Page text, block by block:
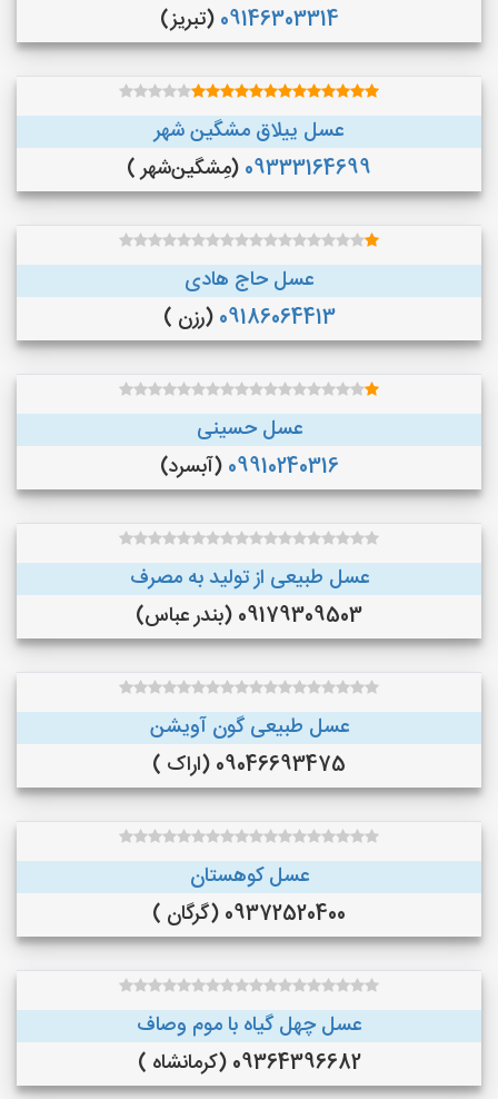
09146303314 (تبریز)
عسل ییلاق مشگین شهر
09333164699 (مِشگین‌شهر )
عسل حاج هادی
09186064413 (رزن )
عسل حسینی
09910240316 (آبسرد)
عسل طبیعی از تولید به مصرف
09179309503 (بندر عباس)
عسل طبیعی گون آویشن
09046693475 (اراک )
عسل کوهستان
09372520400 (گرگان )
عسل چهل گیاه با موم وصاف
09364396682 (کرمانشاه )